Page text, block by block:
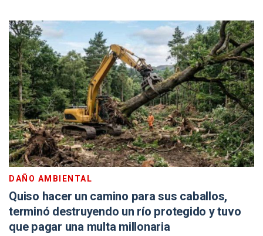
DAÑO AMBIENTAL
Quiso hacer un camino para sus caballos,
terminó destruyendo un río protegido y tuvo
que pagar una multa millonaria